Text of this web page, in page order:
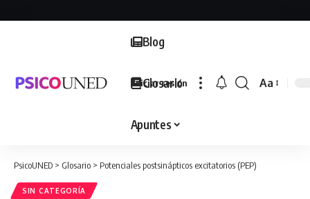
Blog
Glosario
Apuntes
Iniciar sesión
Font
Aa
PsicoUNED > Glosario > Potenciales postsinápticos excitatorios (PEP)
SIN CATEGORÍA